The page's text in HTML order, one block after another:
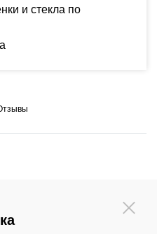
и стекла по